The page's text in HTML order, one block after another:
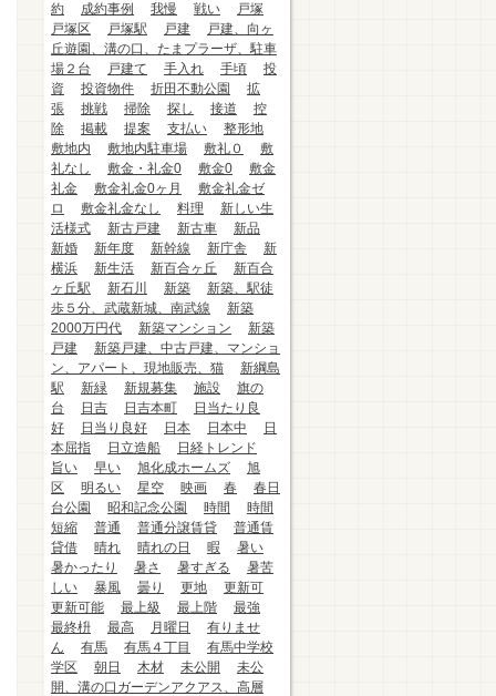
約
成約事例 我慢 戦い
戸塚
戸塚区
戸塚駅 戸建
戸建、向ヶ
丘遊園、溝の口、たまプラーザ、駐車
場２台
戸建て 手入れ 手頃
投
資
投資物件 折田不動公園
拡
張
挑戦 掃除 探し 接道
控
除
掲載 提案 支払い
整形地
敷地内
敷地内駐車場 敷礼０
敷
礼なし
敷金・礼金0 敷金0
敷金
礼金
敷金礼金0ヶ月
敷金礼金ゼ
ロ
敷金礼金なし 料理
新しい生
活様式
新古戸建 新古車
新品
新婚
新年度 新幹線 新庁舎
新
横浜
新生活 新百合ヶ丘
新百合
ヶ丘駅
新石川 新築
新築、駅徒
歩５分、武蔵新城、南武線
新築
2000万円代
新築マンション
新築
戸建
新築戸建、中古戸建、マンショ
ン、アパート、現地販売、猫
新綱島
駅
新緑 新規募集 施設
旗の
台
日吉 日吉本町
日当たり良
好
日当り良好 日本 日本中
日
本屈指
日立造船
日経トレンド
旨い
早い 旭化成ホームズ
旭
区
明るい 星空 映画 春
春日
台公園
昭和記念公園 時間
時間
短縮
普通 普通分譲賃貸
普通賃
貸借
晴れ 晴れの日 暇
暑い
暑かったり
暑さ 暑すぎる
暑苦
しい
暴風 曇り 更地
更新可
更新可能
最上級 最上階
最強
最終枡
最高 月曜日
有りませ
ん
有馬 有馬４丁目
有馬中学校
学区
朝日 木材 未公開
未公
開、溝の口ガーデンアクアス、高層